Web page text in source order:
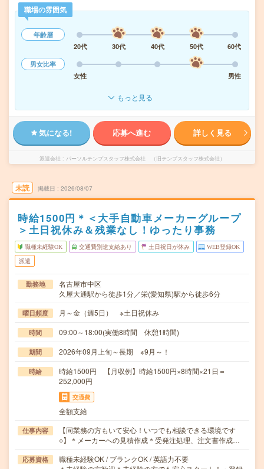
職場の雰囲気
年齢層
20代
30代 40代 50代
60代
男女比率
女性
男性
もっと見る
気になる! 応募へ進む 詳しく見る
派遣会社 パーソルテンプスタッフ株式会社 （旧テンプスタッフ株式会社）
未読 掲載日 2026/08/07
時給1500円＊＜大手自動車メーカーグループ
＞土日祝休み＆残業なし！ゆったり事務
職種未経験OK 交通費別途支給あり 土日祝日が休み WEB登録OK
派遣
勤務地
名古屋市中区
久屋大通駅から徒歩1分／栄(愛知県)駅から徒歩6分
曜日頻度 月～金（週5日） ※土日祝休み
時間 09:00～18:00(実働8時間 休憩1時間)
期間 2026年09月上旬～長期 ※9月～！
時給
時給1500円 【月収例】時給1500円×8時間×21日＝
252,000円
交通費
全額支給
仕事内容
【同業務の方もいて安心！いつでも相談できる環境です
○】＊メーカーへの見積作成＊受発注処理、注文書作成…
応募資格
職種未経験OK / ブランクOK / 英語力不要